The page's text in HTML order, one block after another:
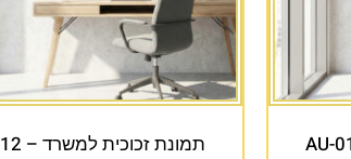
תמונת זכוכית למשרד – AU-012